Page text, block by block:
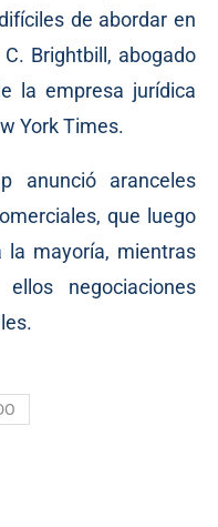
de abordar en
Brightbill, abogado
la empresa jurídica
York Times.
anunció aranceles
que luego
la mayoría, mientras
negociaciones